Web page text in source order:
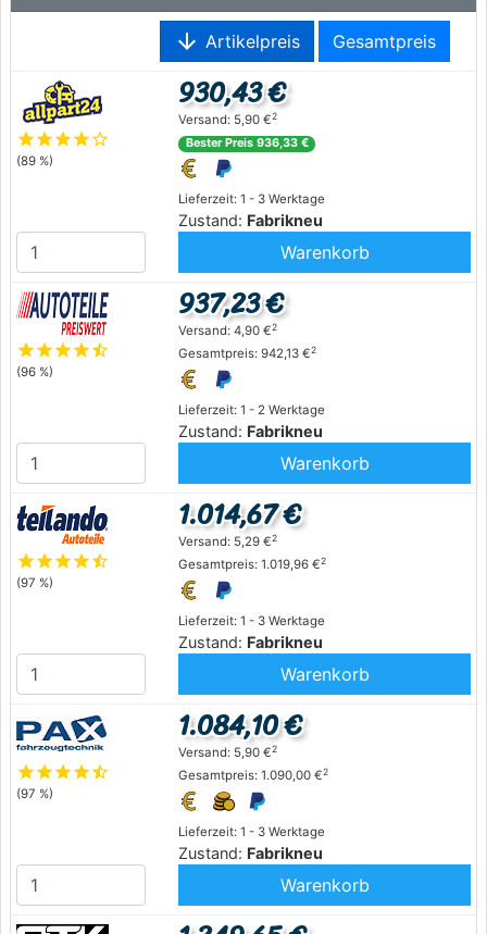
arrow_downward Artikelpreis Gesamtpreis
starstarstarstarstar_outline
(89 %)
Lieferzeit: 1 - 3 Werktage
Zustand: Fabrikneu
930,43 €
Versand: 5,90 €2
Bester Preis 936,33 €
Warenkorb
starstarstarstarstar_half
(96 %)
Lieferzeit: 1 - 2 Werktage
Zustand: Fabrikneu
937,23 €
Versand: 4,90 €2
Gesamtpreis: 942,13 €2
Warenkorb
starstarstarstarstar_half
(97 %)
Lieferzeit: 1 - 3 Werktage
Zustand: Fabrikneu
1.014,67 €
Versand: 5,29 €2
Gesamtpreis: 1.019,96 €2
Warenkorb
starstarstarstarstar_half
(97 %)
Lieferzeit: 1 - 3 Werktage
Zustand: Fabrikneu
1.084,10 €
Versand: 5,90 €2
Gesamtpreis: 1.090,00 €2
Warenkorb